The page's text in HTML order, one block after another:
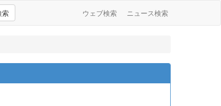
索 ウェブ検索 ニュース検索